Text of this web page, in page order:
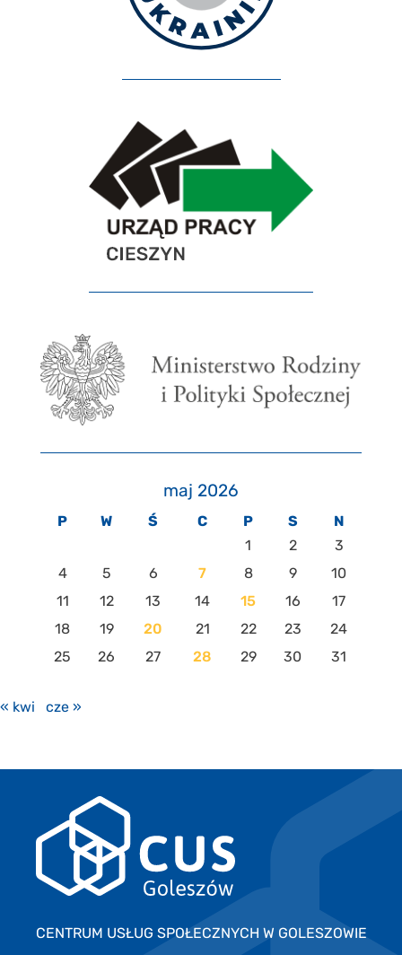
maj 2026
P W Ś C P S
N
1
2
3
4
5 6 7 8 9
10
11
12 13 14 15 16
17
18
19 20 21 22 23
24
25
26 27 28 29 30 31
« kwi cze »
CENTRUM USŁUG SPOŁECZNYCH W GOLESZOWIE